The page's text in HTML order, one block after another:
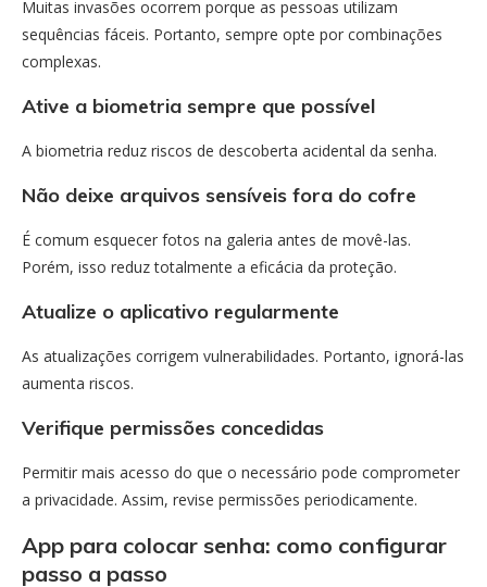
Muitas invasões ocorrem porque as pessoas utilizam
sequências fáceis. Portanto, sempre opte por combinações
complexas.
Ative a biometria sempre que possível
A biometria reduz riscos de descoberta acidental da senha.
Não deixe arquivos sensíveis fora do cofre
É comum esquecer fotos na galeria antes de movê-las.
Porém, isso reduz totalmente a eficácia da proteção.
Atualize o aplicativo regularmente
As atualizações corrigem vulnerabilidades. Portanto, ignorá-las
aumenta riscos.
Verifique permissões concedidas
Permitir mais acesso do que o necessário pode comprometer
a privacidade. Assim, revise permissões periodicamente.
App para colocar senha: como configurar
passo a passo